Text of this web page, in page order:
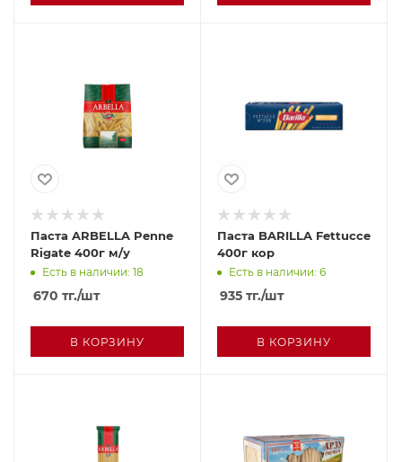
Паста ARBELLA Penne
Rigate 400г м/у
Есть в наличии: 18
670 тг./шт
В КОРЗИНУ
Паста BARILLA Fettucce
400г кор
Есть в наличии: 6
935 тг./шт
В КОРЗИНУ